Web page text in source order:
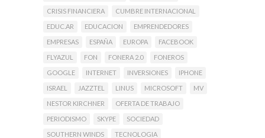
CRISIS FINANCIERA
CUMBRE INTERNACIONAL
EDUC.AR
EDUCACION
EMPRENDEDORES
EMPRESAS
ESPAÑA EUROPA
FACEBOOK
FLYAZUL
FON FONERA 2.0
FONEROS
GOOGLE
INTERNET INVERSIONES
IPHONE
ISRAEL
JAZZTEL LINUS MICROSOFT
MV
NESTOR KIRCHNER
OFERTA DE TRABAJO
PERIODISMO
SKYPE
SOCIEDAD
SOUTHERN WINDS
TECNOLOGIA